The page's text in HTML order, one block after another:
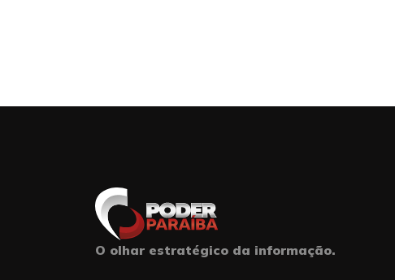
O olhar estratégico da informação.